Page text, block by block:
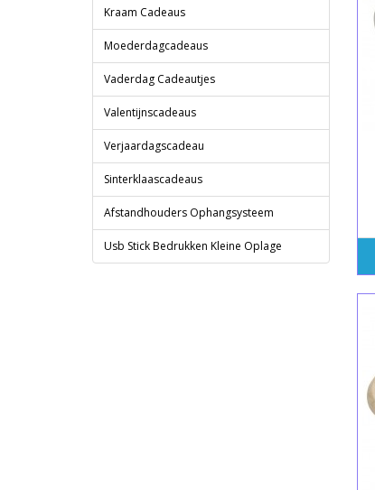
Kraam Cadeaus
Moederdagcadeaus
Vaderdag Cadeautjes
Valentijnscadeaus
Verjaardagscadeau
Sinterklaascadeaus
Afstandhouders Ophangsysteem
Usb Stick Bedrukken Kleine Oplage